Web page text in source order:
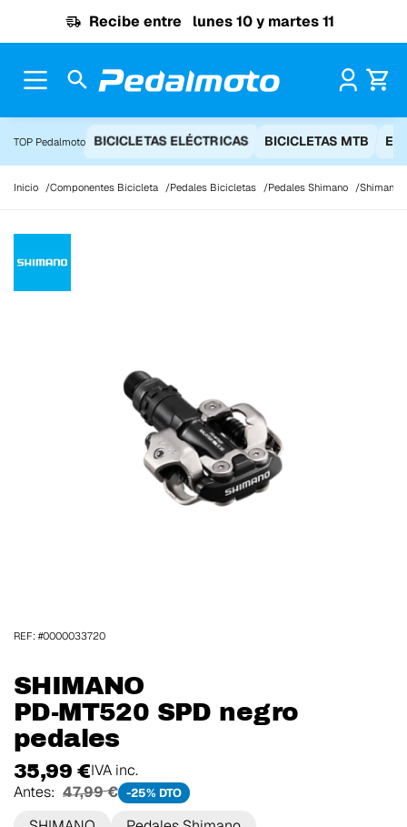
Recibe entre lunes 10 y martes 11
TOP Pedalmoto BICICLETAS ELÉCTRICAS BICICLETAS MTB
Inicio Componentes Bicicleta Pedales Bicicletas Pedales Shimano Shimano
SHIMANO
PD-MT520 SPD negro
pedales
35,99 €IVA inc.
Antes: 47,99 € -25% DTO
REF: #0000033720